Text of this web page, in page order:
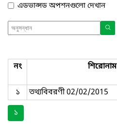
এডভান্সড অপশনগুলো দেখান
নং শিরোনাম
১ তথ্যবিবরণী 02/02/2015
১